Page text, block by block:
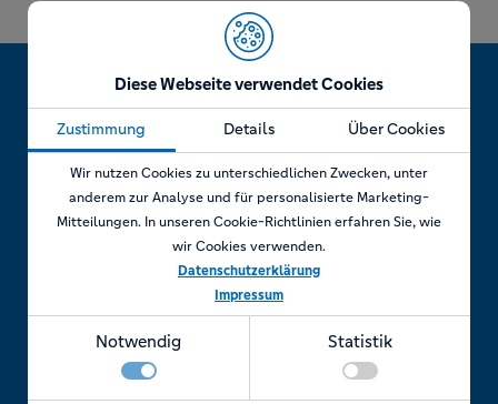
Diese Webseite verwendet Cookies
Zustimmung Details Über Cookies
Wir nutzen Cookies zu unterschiedlichen Zwecken, unter
anderem zur Analyse und für personalisierte Marketing-
Mitteilungen. In unseren Cookie-Richtlinien erfahren Sie, wie
wir Cookies verwenden.
Datenschutzerklärung
Impressum
Notwendig Statistik
Jetzt Termin vereinbaren!
Telefonisch
+49 7841 69 11880